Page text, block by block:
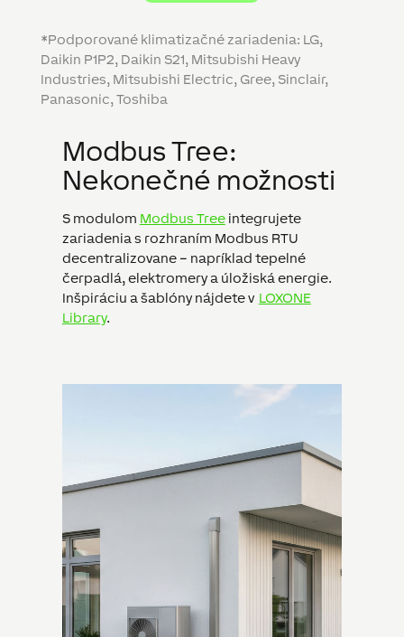
*Podporované klimatizačné zariadenia: LG,
Daikin P1P2, Daikin S21, Mitsubishi Heavy
Industries, Mitsubishi Electric, Gree, Sinclair,
Panasonic, Toshiba
Modbus Tree:
Nekonečné možnosti
S modulom Modbus Treeintegrujete
zariadenia s rozhraním Modbus RTU
decentralizovane – napríklad tepelné
čerpadlá, elektromery a úložiská energie.
Inšpiráciu a šablóny nájdete v LOXONE
Library.